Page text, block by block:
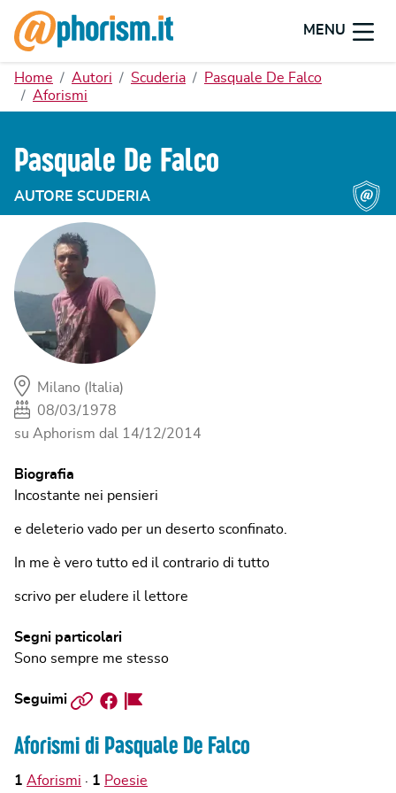
MENU
Home Autori Scuderia
Pasquale De Falco
Aforismi
Pasquale De Falco
AUTORE SCUDERIA
Milano (Italia)
08/03/1978
su Aphorism dal 14/12/2014
Biografia
Incostante nei pensieri
e deleterio vado per un deserto sconfinato.
In me è vero tutto ed il contrario di tutto
scrivo per eludere il lettore
Segni particolari
Sono sempre me stesso
Seguimi Sito FacebookFacebook
Aforismi di Pasquale De Falco
1 Aforismi 1 Poesie